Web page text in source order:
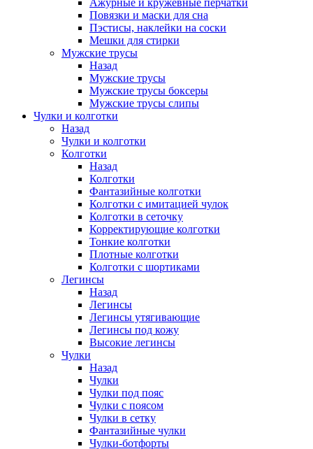
Ажурные и кружевные перчатки
Повязки и маски для сна
Пэстисы, наклейки на соски
Мешки для стирки
Мужские трусы
Назад
Мужские трусы
Мужские трусы боксеры
Мужские трусы слипы
Чулки и колготки
Назад
Чулки и колготки
Колготки
Назад
Колготки
Фантазийные колготки
Колготки с имитацией чулок
Колготки в сеточку
Корректирующие колготки
Тонкие колготки
Плотные колготки
Колготки с шортиками
Легинсы
Назад
Легинсы
Легинсы утягивающие
Легинсы под кожу
Высокие легинсы
Чулки
Назад
Чулки
Чулки под пояс
Чулки с поясом
Чулки в сетку
Фантазийные чулки
Чулки-ботфорты